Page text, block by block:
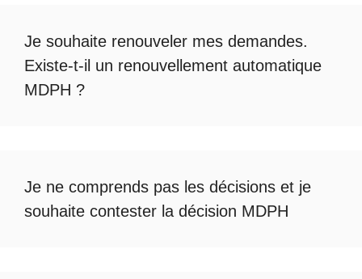
Je souhaite renouveler mes demandes.
Existe-t-il un renouvellement automatique
MDPH ?
Je ne comprends pas les décisions et je
souhaite contester la décision MDPH